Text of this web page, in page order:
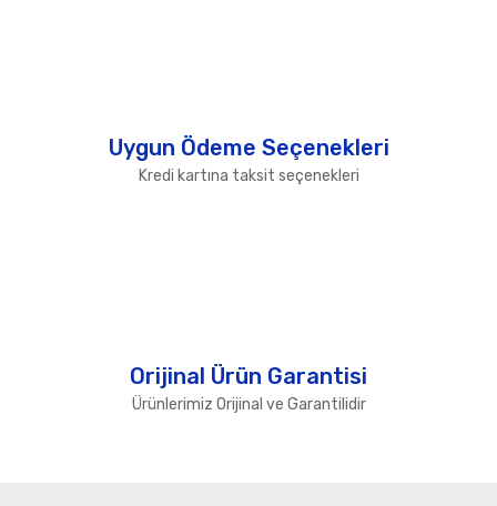
Uygun Ödeme Seçenekleri
Kredi kartına taksit seçenekleri
Orijinal Ürün Garantisi
Ürünlerimiz Orijinal ve Garantilidir